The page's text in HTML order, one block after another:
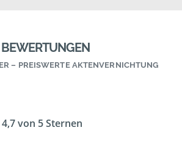
BEWERTUNGEN
– PREISWERTE AKTENVERNICHTUNG
4,7 von 5 Sternen